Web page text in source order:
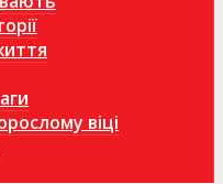
віці